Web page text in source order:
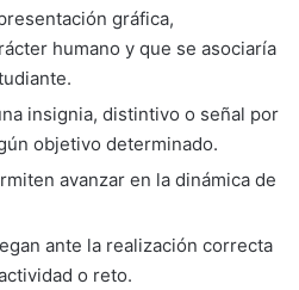
gráfica,
humano y que se asociaría
insignia, distintivo o señal por
objetivo determinado.
avanzar en la dinámica de
ante la realización correcta
o reto.